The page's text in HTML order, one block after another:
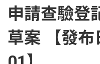
申請查驗登
草案 【發